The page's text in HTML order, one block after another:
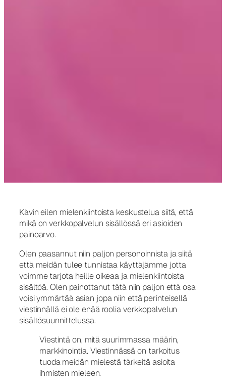
Kävin eilen mielenkiintoista keskustelua siitä, että
mikä on verkkopalvelun sisällössä eri asioiden
painoarvo.
Olen paasannut niin paljon personoinnista ja siitä
että meidän tulee tunnistaa käyttäjämme jotta
voimme tarjota heille oikeaa ja mielenkiintoista
sisältöä. Olen painottanut tätä niin paljon että osa
voisi ymmärtää asian jopa niin että perinteisellä
viestinnällä ei ole enää roolia verkkopalvelun
sisältösuunnittelussa.
Viestintä on, mitä suurimmassa määrin,
markkinointia. Viestinnässä on tarkoitus
tuoda meidän mielestä tärkeitä asioita
ihmisten mieleen.